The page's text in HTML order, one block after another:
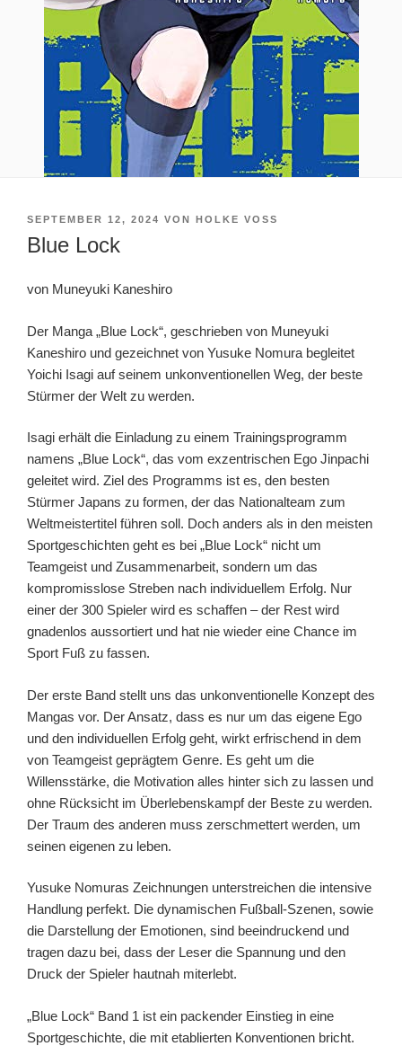
VERÖFFENTLICHT
SEPTEMBER 12, 2024 VON HOLKE VOSS
Blue Lock
von Muneyuki Kaneshiro
Der Manga „Blue Lock“, geschrieben von Muneyuki
Kaneshiro und gezeichnet von Yusuke Nomura begleitet
Yoichi Isagi auf seinem unkonventionellen Weg, der beste
Stürmer der Welt zu werden.
Isagi erhält die Einladung zu einem Trainingsprogramm
namens „Blue Lock“, das vom exzentrischen Ego Jinpachi
geleitet wird. Ziel des Programms ist es, den besten
Stürmer Japans zu formen, der das Nationalteam zum
Weltmeistertitel führen soll. Doch anders als in den meisten
Sportgeschichten geht es bei „Blue Lock“ nicht um
Teamgeist und Zusammenarbeit, sondern um das
kompromisslose Streben nach individuellem Erfolg. Nur
einer der 300 Spieler wird es schaffen – der Rest wird
gnadenlos aussortiert und hat nie wieder eine Chance im
Sport Fuß zu fassen.
Der erste Band stellt uns das unkonventionelle Konzept des
Mangas vor. Der Ansatz, dass es nur um das eigene Ego
und den individuellen Erfolg geht, wirkt erfrischend in dem
von Teamgeist geprägtem Genre. Es geht um die
Willensstärke, die Motivation alles hinter sich zu lassen und
ohne Rücksicht im Überlebenskampf der Beste zu werden.
Der Traum des anderen muss zerschmettert werden, um
seinen eigenen zu leben.
Yusuke Nomuras Zeichnungen unterstreichen die intensive
Handlung perfekt. Die dynamischen Fußball-Szenen, sowie
die Darstellung der Emotionen, sind beeindruckend und
tragen dazu bei, dass der Leser die Spannung und den
Druck der Spieler hautnah miterlebt.
„Blue Lock“ Band 1 ist ein packender Einstieg in eine
Sportgeschichte, die mit etablierten Konventionen bricht.